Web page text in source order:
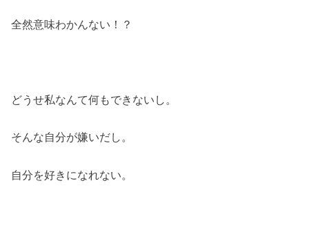
全然意味わかんない！？
どうせ私なんて何もできないし。
そんな自分が嫌いだし。
自分を好きになれない。